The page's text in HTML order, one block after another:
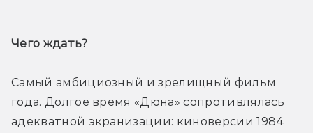
Чего ждать?
Самый амбициозный и зрелищный фильм
года. Долгое время «Дюна» сопротивлялась
адекватной экранизации: киноверсии 1984